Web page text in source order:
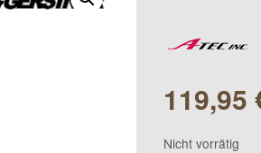
119,95
Nicht vorrätig